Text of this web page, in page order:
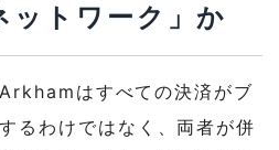
ットワーク」か
はすべての決済がブ
るわけではなく、両者が併